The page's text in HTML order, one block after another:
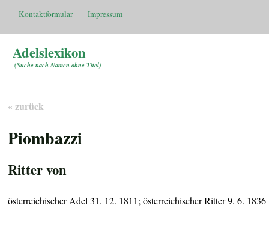
Kontaktformular Impressum
Adelslexikon
(Suche nach Namen ohne Titel)
« zurück
Piombazzi
Ritter von
österreichischer Adel 31. 12. 1811; österreichischer Ritter 9. 6. 1836